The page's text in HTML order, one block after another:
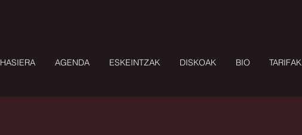
HASIERA AGENDA ESKEINTZAK DISKOAK BIO TARIFAK